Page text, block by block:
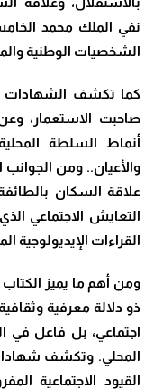
نفي الملك محمد
الشخصيات الوطنية
كما تكشف الشهادات
صاحبت الاستعمار، وعن
أنماط السلطة
والأعيان.. ومن
علاقة السكان
التعايش الاجتماعي
القراءات الإيديولوجية
ومن أهم ما يميز
ذو دلالة معرفية
اجتماعي، بل فاعل في
المحلي. وتكشف
القيود الاجتماعية